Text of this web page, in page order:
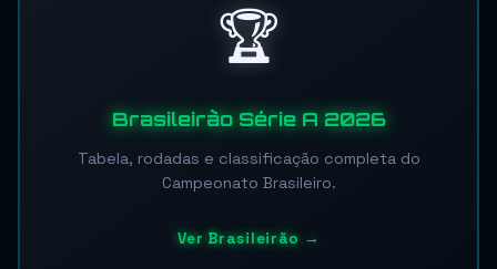
🏆
Brasileirão Série A 2026
Tabela, rodadas e classificação completa do
Campeonato Brasileiro.
Ver Brasileirão →